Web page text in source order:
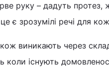
руку – дадуть
є зрозумілі речі для
виникають через
коли існують